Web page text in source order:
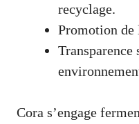
recyclage.
Promotion de
Transparence
Cora s’engage